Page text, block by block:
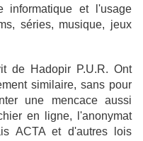
informatique et l'usage
séries, musique, jeux
de Hadopir P.U.R. Ont
similaire, sans pour
une mencace aussi
en ligne, l'anonymat
ACTA et d'autres lois